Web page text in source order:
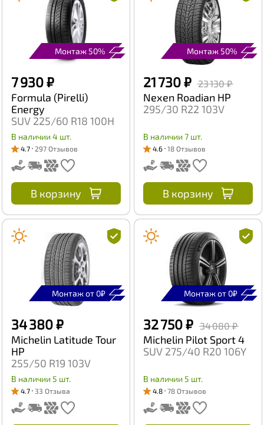
Монтаж 50%
7 930 ₽
Formula (Pirelli)
Energy
SUV 225/60 R18 100H
В наличии 4 шт.
4.7 297 Отзывов
В корзину
Монтаж 50%
21 730 ₽ 23 130 ₽
Nexen Roadian HP
295/30 R22 103V
В наличии 7 шт.
4.6 18 Отзывов
В корзину
Монтаж от 0₽
34 380 ₽
Michelin Latitude Tour
HP
255/50 R19 103V
В наличии 5 шт.
4.7 33 Отзыва
Монтаж от 0₽
32 750 ₽ 34 080 ₽
Michelin Pilot Sport 4
SUV 275/40 R20 106Y
В наличии 5 шт.
4.8 78 Отзывов